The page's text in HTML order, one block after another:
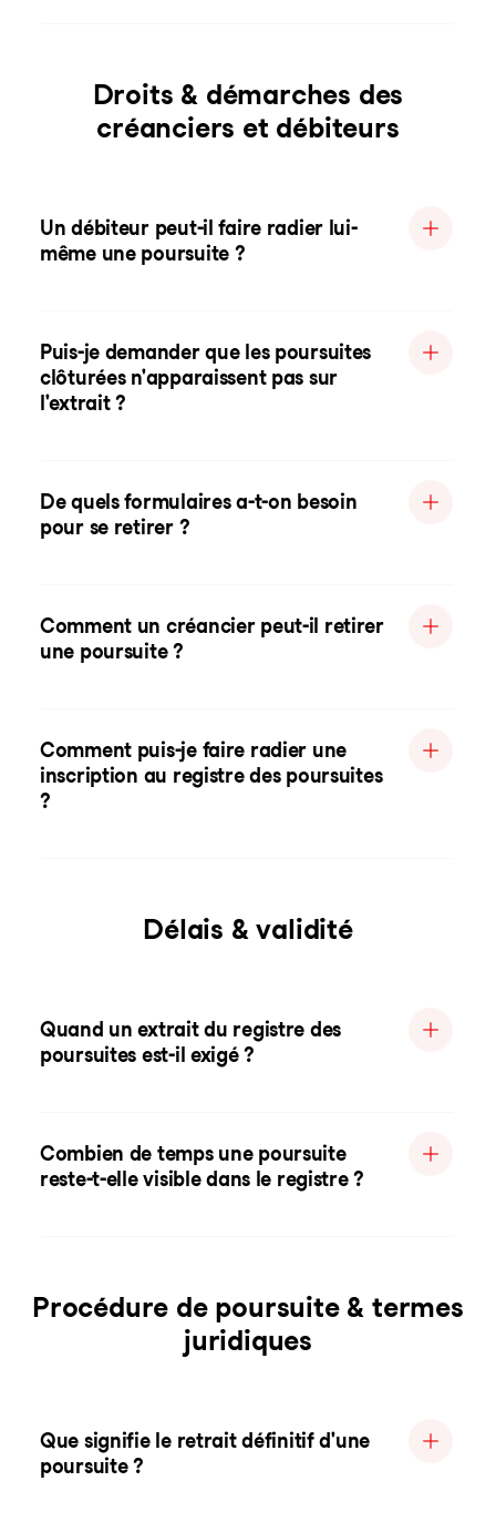
Droits & démarches des
créanciers et débiteurs
Un débiteur peut-il faire radier lui-
même une poursuite ?
Puis-je demander que les poursuites
clôturées n'apparaissent pas sur
l'extrait ?
De quels formulaires a-t-on besoin
pour se retirer ?
Comment un créancier peut-il retirer
une poursuite ?
Comment puis-je faire radier une
inscription au registre des poursuites
?
Délais & validité
Quand un extrait du registre des
poursuites est-il exigé ?
Combien de temps une poursuite
reste-t-elle visible dans le registre ?
Procédure de poursuite & termes
juridiques
Que signifie le retrait définitif d'une
poursuite ?